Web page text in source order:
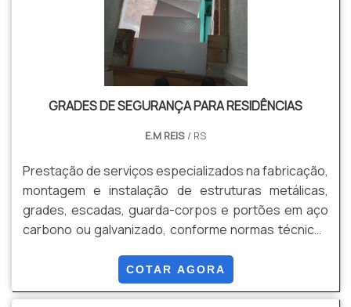
GRADES DE SEGURANÇA PARA RESIDÊNCIAS
E.M REIS/ RS
Prestação de serviços especializados na fabricação,
montagem e instalação de estruturas metálicas,
grades, escadas, guarda-corpos e portões em aço
carbono ou galvanizado, conforme normas técnicas
com apoio de softwares de modelagem estrutural,
garantindo precisão e segurança. As soluções
COTAR AGORA